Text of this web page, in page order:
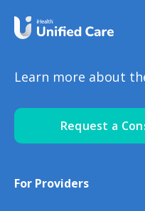
Learn more about
Request a
For Providers